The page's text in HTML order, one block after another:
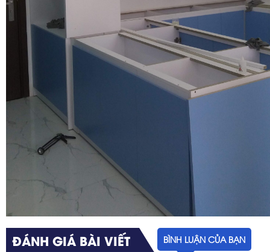
ĐÁNH GIÁ BÀI VIẾT BÌNH LUẬN CỦA BẠN